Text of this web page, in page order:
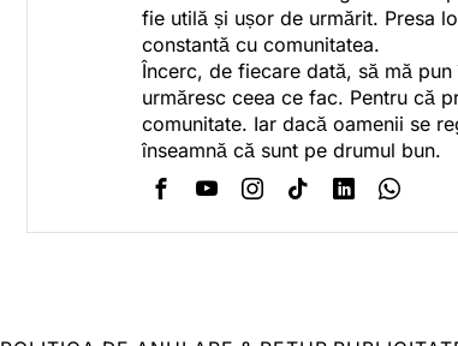
fie utilă și ușor de urmărit. Presa
constantă cu comunitatea.
Încerc, de fiecare dată, să mă
urmăresc ceea ce fac. Pentru că
comunitate. Iar dacă oamenii se
înseamnă că sunt pe drumul bun.